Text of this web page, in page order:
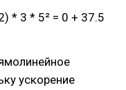
* 3 * 5² = 0 + 37.5
ускорение